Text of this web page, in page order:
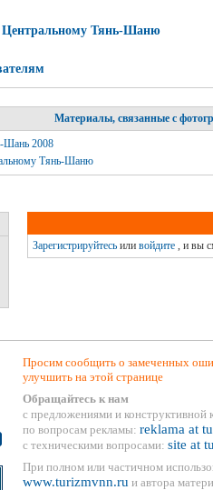
Центральному Тянь-Шаню
Материалы, связанные с
Шань 2008
Тянь-Шаню
Зарегистрируйтесьили войдите, и вы
Просим сообщить о замеченных
улучшить на этой странице
Обращайтесь к нам
с предложениями и конструктивной
по вопросам рекламы: reklama at
с техническими вопросами: site at
При полном или частичном
www.turizmvnn.ru и автора